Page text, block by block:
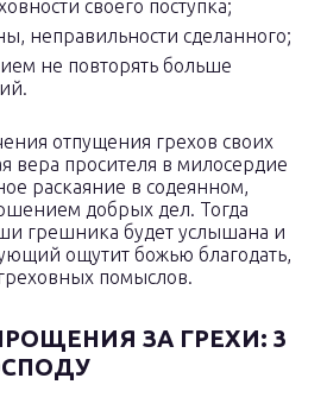
своего поступка;
неправильности сделанного;
не повторять больше
отпущения грехов своих
вера просителя в милосердие
раскаяние в содеянном,
добрых дел. Тогда
грешника будет услышана и
ощутит божью благодать,
помыслов.
ЗА ГРЕХИ: 3